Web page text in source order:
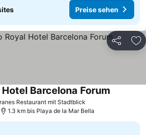
Preise sehen
Teilen
Restaurant mit Stadtblick
Barcelona Forum
1.3 km bis Playa de la Mar Bella